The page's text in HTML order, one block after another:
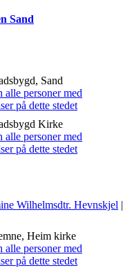
Sand
Sand
Kirke
Wilhelmsdtr. Hevnskjel |
Heim kirke